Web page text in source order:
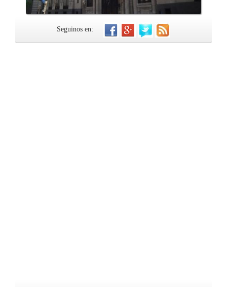
Seguinos en: